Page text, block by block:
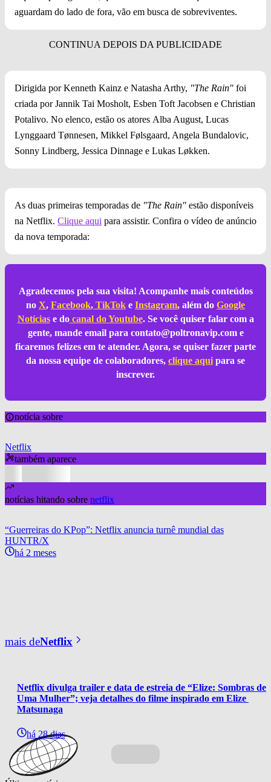
aguardam do lado de fora, vão em busca de sobreviventes.
Dirigida por Kenneth Kainz e Natasha Arthy, "The Rain" foi
criada por Jannik Tai Mosholt, Esben Toft Jacobsen e Christian
Potalivo. No elenco, estão os atores Alba August, Lucas
Lynggaard Tønnesen, Mikkel Følsgaard, Angela Bundalovic,
Sonny Lindberg, Jessica Dinnage e Lukas Løkken.
As duas primeiras temporadas de "The Rain" estão disponíveis
na Netflix. Clique aqui para assistir. Confira o vídeo de anúncio
da nova temporada:
Agradecemos pela sua visita! Acompanhe mais conteúdos
no X, Facebook, TikTok e Instagram, além do Google
Notíciase docanal do Youtube. Se você quiser falar com a
gente, mande email para contato@poltronavip.come
ficaremos felizes em te atender. Agora, se quiser fazer parte
da nossa equipe de colaboradores, clique aqui para se
inscrever.
notícia sobre
Netflix
também aparece
notícias hitando sobre netflix
“Guerreiras do KPop”: Netflix anuncia turnê mundial das
HUNTR/X
há 2 meses
mais deNetflix
Netflix divulga trailer e data de estreia de “Elize: Sombras de
Uma Mulher”; veja detalhes do filme inspirado em Elize
Matsunaga
há 28 dias